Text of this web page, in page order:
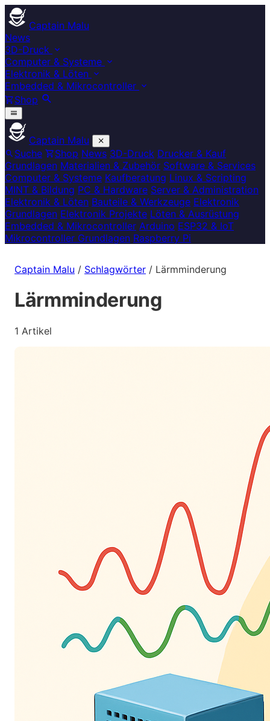
Captain Malu
News
3D-Druck
Computer & Systeme
Elektronik & Löten
Embedded & Mikrocontroller
Shop
Captain Malu
Suche
Shop News 3D-Druck Drucker & Kauf
Grundlagen Materialien & Zubehör Software & Services
Computer & Systeme Kaufberatung Linux & Scripting
MINT & Bildung PC & Hardware Server & Administration
Elektronik & Löten Bauteile & Werkzeuge Elektronik
Grundlagen Elektronik Projekte Löten & Ausrüstung
Embedded & Mikrocontroller Arduino ESP32 & IoT
Mikrocontroller Grundlagen Raspberry Pi
Captain Malu / Schlagwörter / Lärmminderung
Lärmminderung
1 Artikel